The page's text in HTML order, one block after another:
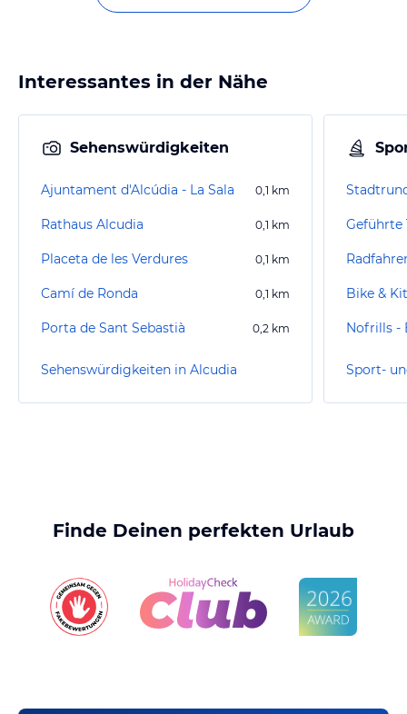
Interessantes in der Nähe
Sehenswürdigkeiten
Ajuntament d'Alcúdia - La Sala 0,1 km
Rathaus Alcudia 0,1 km
Placeta de les Verdures 0,1 km
Camí de Ronda 0,1 km
Porta de Sant Sebastià 0,2 km
Sehenswürdigkeiten in Alcudia
Geführte
Bike &
Nofrills -
Sport-
Finde Deinen perfekten Urlaub